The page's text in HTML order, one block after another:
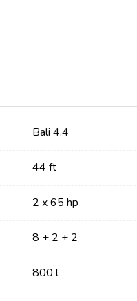
Bali 4.4
44 ft
2 x 65 hp
8 + 2 + 2
800 l